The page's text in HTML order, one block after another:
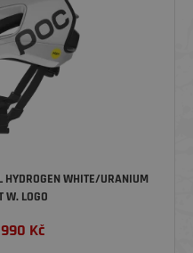
HYDROGEN WHITE/URANIUM
W. LOGO
Kč